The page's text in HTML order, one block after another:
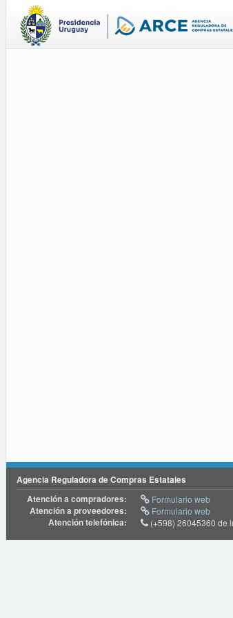
Agencia Reguladora de Compras Estatales
Atención a compradores:
Formulario web
Atención a proveedores: Formulario web
Atención telefónica: (+598) 26045360 de